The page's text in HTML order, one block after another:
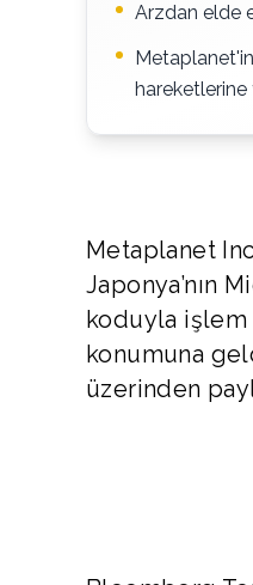
Arzdan elde
hareketlerine
Metaplanet
Japonya’nın
koduyla işlem
konumuna
üzerinden